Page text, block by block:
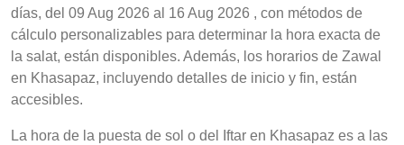
días, del 09 Aug 2026 al 16 Aug 2026 , con métodos de
cálculo personalizables para determinar la hora exacta de
la salat, están disponibles. Además, los horarios de Zawal
en Khasapaz, incluyendo detalles de inicio y fin, están
accesibles.
La hora de la puesta de sol o del Iftar en Khasapaz es a las